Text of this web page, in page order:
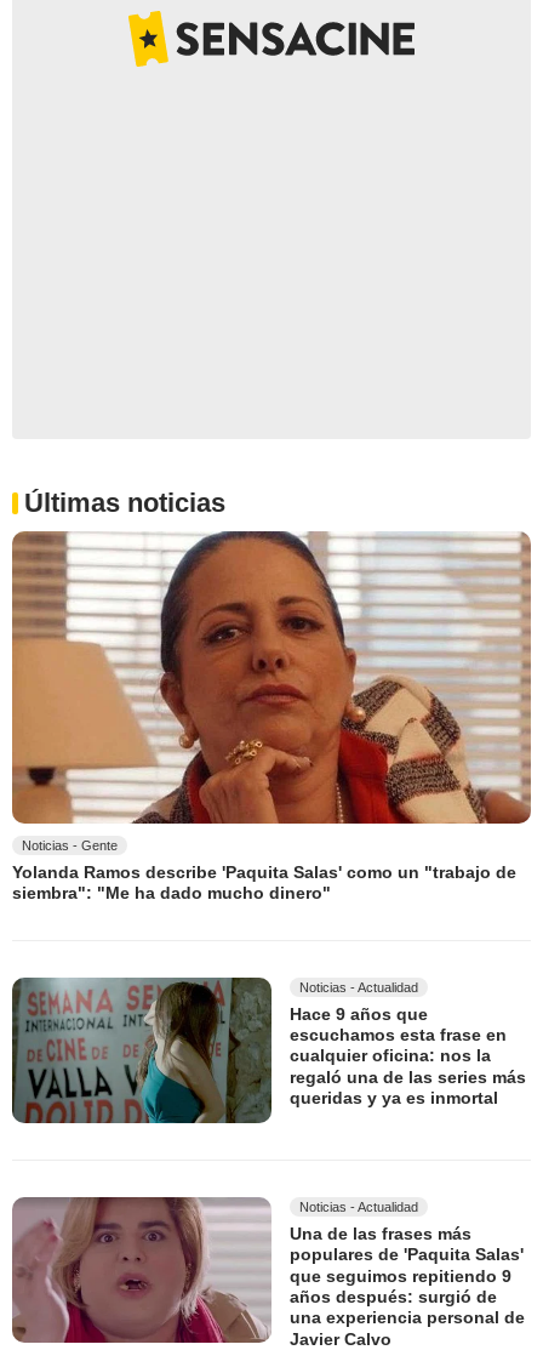
Últimas noticias
Noticias - Gente
Yolanda Ramos describe 'Paquita Salas' como un "trabajo de
siembra": "Me ha dado mucho dinero"
Noticias - Actualidad
Hace 9 años que
escuchamos esta frase en
cualquier oficina: nos la
regaló una de las series más
queridas y ya es inmortal
Noticias - Actualidad
Una de las frases más
populares de 'Paquita Salas'
que seguimos repitiendo 9
años después: surgió de
una experiencia personal de
Javier Calvo